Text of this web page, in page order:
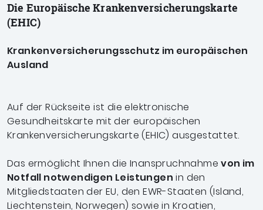
Die Europäische Krankenversicherungskarte
(EHIC)
Krankenversicherungsschutz im europäischen
Ausland
Auf der Rückseite ist die elektronische
Gesundheitskarte mit der europäischen
Krankenversicherungskarte (EHIC) ausgestattet.
Das ermöglicht Ihnen die Inanspruchnahmevon im
Notfall notwendigen Leistungen in den
Mitgliedstaaten der EU, den EWR-Staaten (Island,
Liechtenstein, Norwegen) sowie in Kroatien,